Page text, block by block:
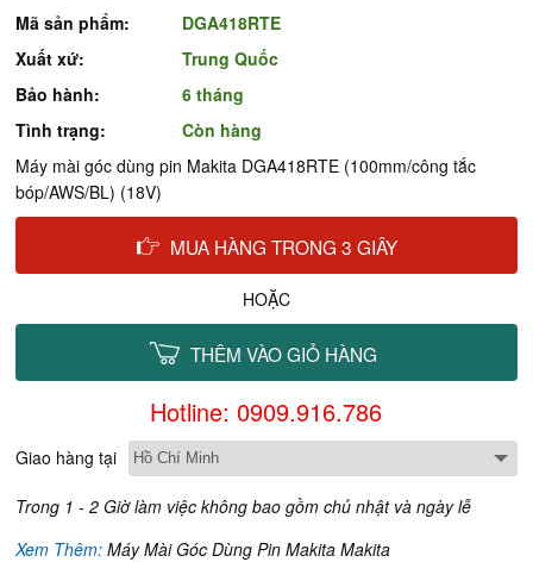
Mã sản phẩm:
DGA418RTE
Xuất xứ:
Trung Quốc
Bảo hành:
6 tháng
Tình trạng:
Còn hàng
Máy mài góc dùng pin Makita DGA418RTE (100mm/công tắc
bóp/AWS/BL) (18V)
MUA HÀNG TRONG 3 GIÂY
HOẶC
THÊM VÀO GIỎ HÀNG
Hotline: 0909.916.786
Giao hàng tại
Trong 1 - 2 Giờ làm việc không bao gồm chủ nhật và ngày lễ
Xem Thêm:Máy Mài Góc Dùng Pin Makita Makita